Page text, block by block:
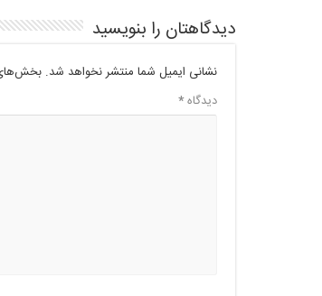
دیدگاهتان را بنویسید
نشانی ایمیل شما منتشر نخواهد شد. بخش‌های
دیدگاه*